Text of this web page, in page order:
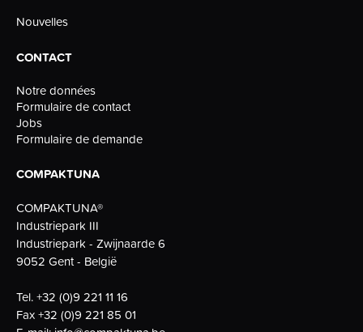
Nouvelles
CONTACT
Notre données
Formulaire de contact
Jobs
Formulaire de demande
COMPAKTUNA
COMPAKTUNA®
Industriepark III
Industriepark - Zwijnaarde 6
9052 Gent - België
Tel.+32 (0)9 221 11 16
Fax+32 (0)9 221 85 01